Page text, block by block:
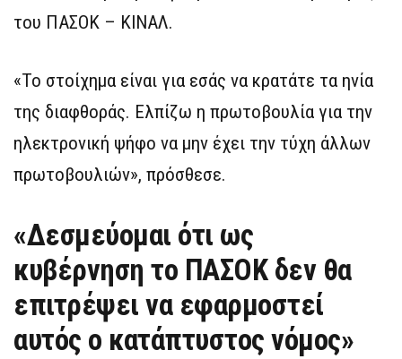
του ΠΑΣΟΚ – ΚΙΝΑΛ.
«Το στοίχημα είναι για εσάς να κρατάτε τα ηνία
της διαφθοράς. Ελπίζω η πρωτοβουλία για την
ηλεκτρονική ψήφο να μην έχει την τύχη άλλων
πρωτοβουλιών», πρόσθεσε.
«Δεσμεύομαι ότι ως
κυβέρνηση το ΠΑΣΟΚ δεν θα
επιτρέψει να εφαρμοστεί
αυτός ο κατάπτυστος νόμος»